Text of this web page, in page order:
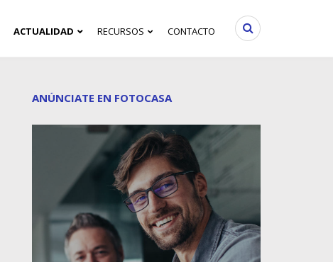
ACTUALIDAD RECURSOS CONTACTO
ANÚNCIATE EN FOTOCASA